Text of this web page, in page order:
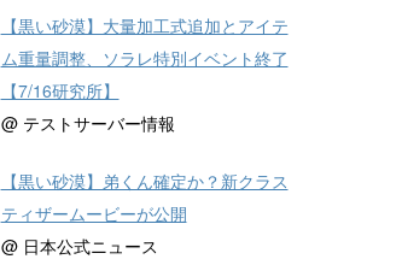
【黒い砂漠】大量加工式追加とアイテ
ム重量調整、ソラレ特別イベント終了
【7/16研究所】
@ テストサーバー情報
【黒い砂漠】弟くん確定か？新クラス
ティザームービーが公開
@ 日本公式ニュース